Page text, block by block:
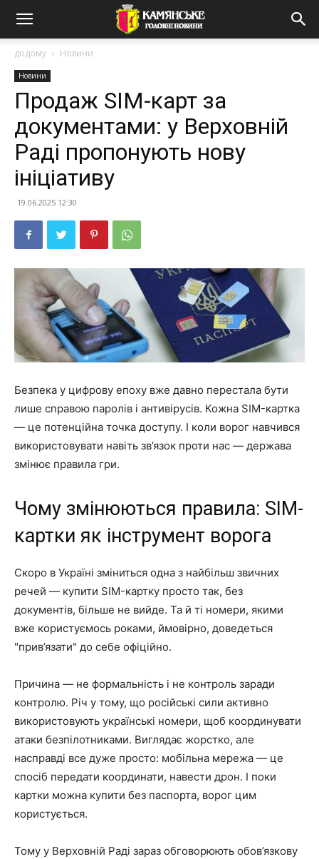
додому Новини
Новини
Продаж SIM-карт за
документами: у Верховній
Раді пропонують нову
ініціативу
19.06.2025 12:30
Безпека у цифрову епоху вже давно перестала бути
лише справою паролів і антивірусів. Кожна SIM-картка
— це потенційна точка доступу. І коли ворог навчився
використовувати навіть зв’язок проти нас — держава
змінює правила гри.
Чому змінюються правила: SIM-
картки як інструмент ворога
Скоро в Україні зміниться одна з найбільш звичних
речей — купити SIM-картку просто так, без
документів, більше не вийде. Та й ті номери, якими
вже користуємось роками, ймовірно, доведеться
"прив’язати" до себе офіційно.
Причина — не формальність і не контроль заради
контролю. Річ у тому, що російські сили активно
використовують українські номери, щоб координувати
атаки безпілотниками. Виглядає жорстко, але
насправді все дуже просто: мобільна мережа — це
спосіб передати координати, навести дрон. І поки
картки можна купити без паспорта, ворог цим
користується.
Тому у Верховній Раді зараз обговорюють обов’язкову